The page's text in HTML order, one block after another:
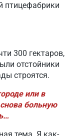
птицефабрики
300 гектаров,
отстойники
строятся.
или в
больную